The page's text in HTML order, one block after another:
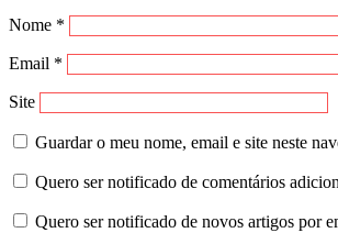
Nome *
Email *
Site
Guardar o meu nome, email e site neste
Quero ser notificado de comentários
Quero ser notificado de novos artigos por